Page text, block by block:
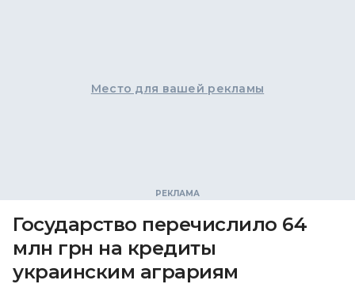
Место для вашей рекламы
Государство перечислило 64
млн грн на кредиты
украинским аграриям